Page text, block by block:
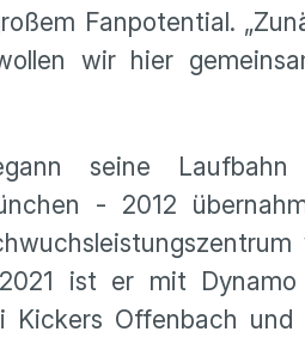
Fanpotential.
wir hier
seine
- 2012
ist er mit Dynamo
Kickers Offenbach und